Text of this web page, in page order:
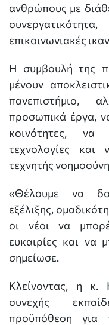
ανθρώπους με
επικοινωνιακές
Η συμβουλή της
μένουν
πανεπιστήμιο,
προσωπικά έργα,
κοινότητες, να
τεχνολογίες και
τεχνητής
«Θέλουμε να
εξέλιξης,
οι νέοι να
ευκαιρίες και να
σημείωσε.
Κλείνοντας, η κ.
συνεχής
προϋπόθεση για